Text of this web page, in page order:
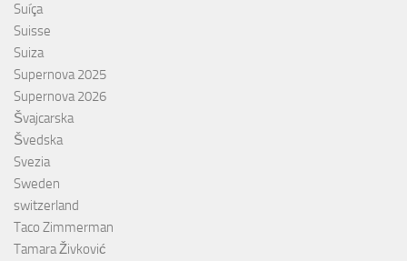
Suíça
Suisse
Suiza
Supernova 2025
Supernova 2026
Švajcarska
Švedska
Svezia
Sweden
switzerland
Taco Zimmerman
Tamara Živković